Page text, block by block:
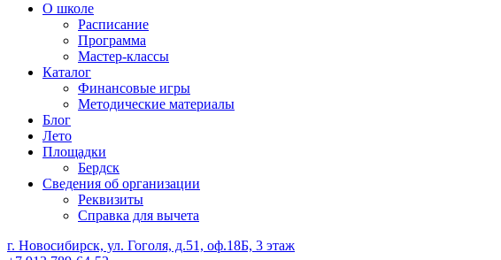
О школе
Расписание
Программа
Мастер-классы
Каталог
Финансовые игры
Методические материалы
Блог
Лето
Площадки
Бердск
Сведения об организации
Реквизиты
Справка для вычета
г. Новосибирск, ул. Гоголя, д.51, оф.18Б, 3 этаж